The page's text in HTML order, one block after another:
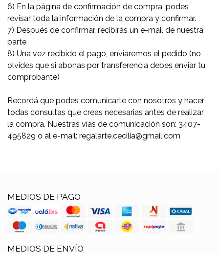
6) En la página de confirmación de compra, podes
revisar toda la información de la compra y confirmar.
7) Después de confirmar, recibirás un e-mail de nuestra
parte
8) Una vez recibido el pago, enviaremos el pedido (no
olvides que si abonas por transferencia debes enviar tu
comprobante)
Recordá que podes comunicarte con nosotros y hacer
todas consultas que creas necesarias antes de realizar
la compra. Nuestras vías de comunicación son: 3407-
495829 o al e-mail: regalarte.cecilia@gmail.com
MEDIOS DE PAGO
MEDIOS DE ENVÍO